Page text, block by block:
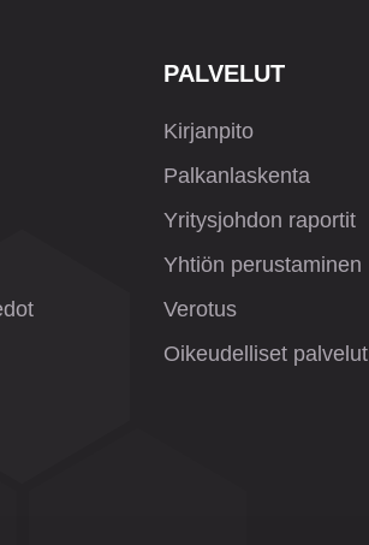
PALVELUT
Kirjanpito
Palkanlaskenta
Yritysjohdon raportit
Yhtiön perustaminen
Verotus
Oikeudelliset palvelut